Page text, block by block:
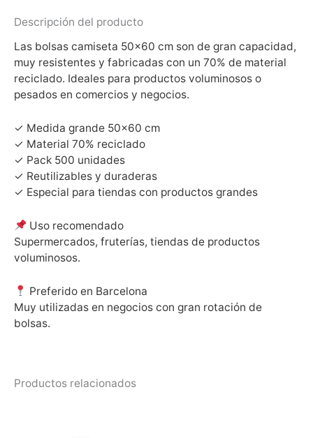
Descripción del producto
Las bolsas camiseta 50×60 cm son de gran capacidad,
muy resistentes y fabricadas con un 70% de material
reciclado. Ideales para productos voluminosos o
pesados en comercios y negocios.
✓ Medida grande 50×60 cm
✓ Material 70% reciclado
✓ Pack 500 unidades
✓ Reutilizables y duraderas
✓ Especial para tiendas con productos grandes
Uso recomendado
Supermercados, fruterías, tiendas de productos
voluminosos.
Preferido en Barcelona
Muy utilizadas en negocios con gran rotación de
bolsas.
Productos relacionados